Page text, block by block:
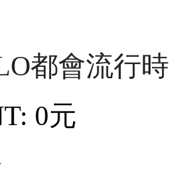
都會流行
0元